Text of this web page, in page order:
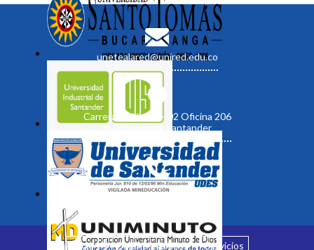
unetealared@unired.edu.co
Carrera 19 No. 35 - 02 Oficina 206
Bucaramanga, Santander
Inicio ¿Quiénes somos? Servicios